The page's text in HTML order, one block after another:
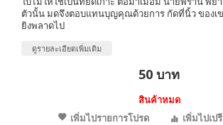
ตัวนั้น มดจึงตอบแทนบุญคุณด้วยการ กัดที่นิ้ว ของเ
ยิงพลาดไป
ดูรายละเอียดเพิ่มเติม
50 บาท
สินค้าหมด
เพิ่มไปรายการโปรด
เพิ่มไปเป